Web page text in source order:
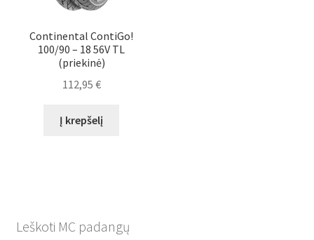
Continental ContiGo!
100/90 – 18 56V TL
(priekinė)
112,95 €
Į krepšelį
Leškoti MC padangų